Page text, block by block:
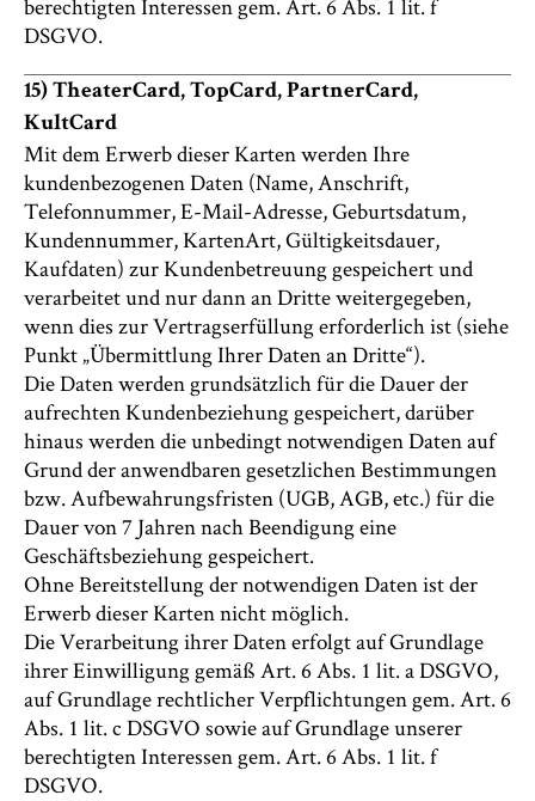
berechtigten Interessen gem. Art. 6 Abs. 1 lit. f
DSGVO.
15) TheaterCard, TopCard, PartnerCard,
KultCard
Mit dem Erwerb dieser Karten werden Ihre
kundenbezogenen Daten (Name, Anschrift,
Telefonnummer, E-Mail-Adresse, Geburtsdatum,
Kundennummer, KartenArt, Gültigkeitsdauer,
Kaufdaten) zur Kundenbetreuung gespeichert und
verarbeitet und nur dann an Dritte weitergegeben,
wenn dies zur Vertragserfüllung erforderlich ist (siehe
Punkt „Übermittlung Ihrer Daten an Dritte“).
Die Daten werden grundsätzlich für die Dauer der
aufrechten Kundenbeziehung gespeichert, darüber
hinaus werden die unbedingt notwendigen Daten auf
Grund der anwendbaren gesetzlichen Bestimmungen
bzw. Aufbewahrungsfristen (UGB, AGB, etc.) für die
Dauer von 7 Jahren nach Beendigung eine
Geschäftsbeziehung gespeichert.
Ohne Bereitstellung der notwendigen Daten ist der
Erwerb dieser Karten nicht möglich.
Die Verarbeitung ihrer Daten erfolgt auf Grundlage
ihrer Einwilligung gemäß Art. 6 Abs. 1 lit. a DSGVO,
auf Grundlage rechtlicher Verpflichtungen gem. Art. 6
Abs. 1 lit. c DSGVO sowie auf Grundlage unserer
berechtigten Interessen gem. Art. 6 Abs. 1 lit. f
DSGVO.